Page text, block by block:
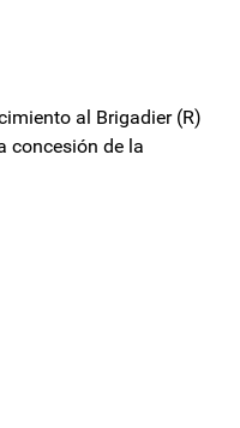
al Brigadier (R)
concesión de la